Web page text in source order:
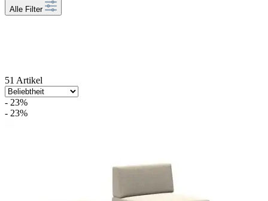
Alle Filter
51 Artikel
- 23%
- 23%